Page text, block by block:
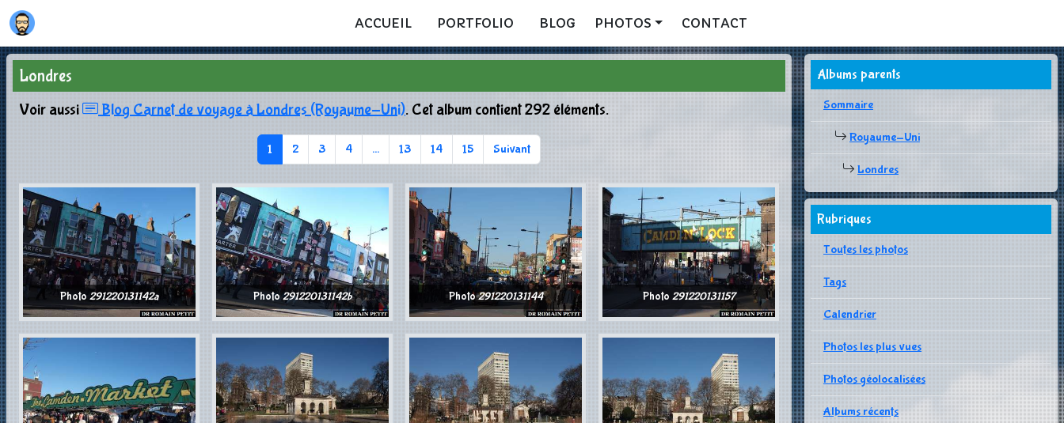
ACCUEIL PORTFOLIO BLOG PHOTOS CONTACT
Londres
Voir aussi Blog Carnet de voyage à Londres (Royaume-Uni). Cet album contient 292 éléments.
1 2 3 4 ... 13 14 15 Suivant
Photo 291220131142a Photo291220131142b Photo291220131144 Photo 291220131157
Albums parents
Sommaire
Royaume-Uni
Londres
Rubriques
Toutes les photos
Tags
Calendrier
Photos les plus vues
Photos géolocalisées
Albums récents